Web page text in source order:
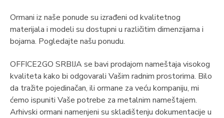
Ormani iz naše ponude su izrađeni od kvalitetnog
materijala i modeli su dostupni u različitim dimenzijama i
bojama. Pogledajte našu ponudu.
OFFICE2GO SRBIJA se bavi prodajom nameštaja visokog
kvaliteta kako bi odgovarali Vašim radnim prostorima. Bilo
da tražite pojedinačan, ili ormane za veću kompaniju, mi
ćemo ispuniti Vaše potrebe za metalnim nameštajem.
Arhivski ormani namenjeni su skladištenju dokumentacije u